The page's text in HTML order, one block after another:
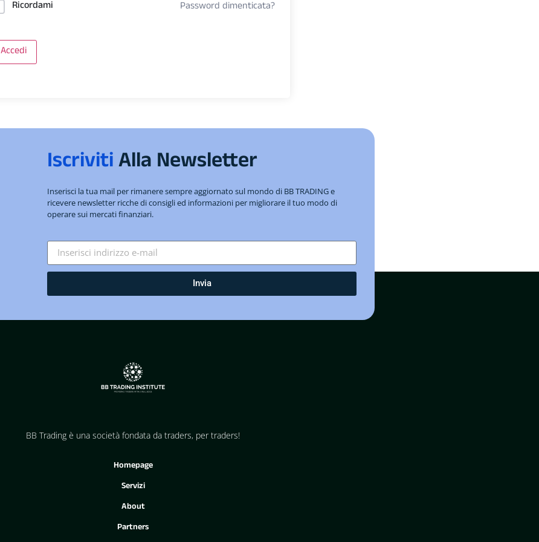
Ricordami Password dimenticata?
Accedi
IscrivitiAlla Newsletter
Inserisci la tua mail per rimanere sempre aggiornato sul mondo di BB TRADING e
ricevere newsletter ricche di consigli ed informazioni per migliorare il tuo modo di
operare sui mercati finanziari.
Invia
BB Trading è una società fondata da traders, per traders!
Homepage
Servizi
About
Partners